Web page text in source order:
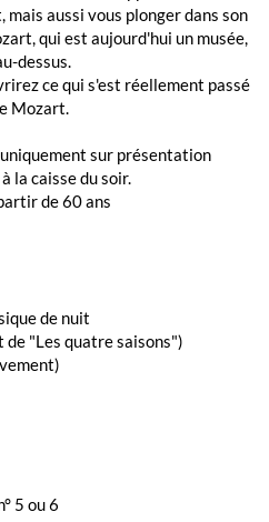
aussi vous plonger dans son
qui est aujourd'hui un musée,
dessus.
ce qui s'est réellement passé
Mozart.
sur présentation
la caisse du soir.
de 60 ans
de nuit
"Les quatre saisons")
5 ou 6